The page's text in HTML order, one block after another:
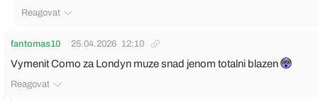
Reagovat
fantomas10 25.04.2026 12:10
Vymenit Como za Londyn muze snad jenom totalni blazen
Reagovat